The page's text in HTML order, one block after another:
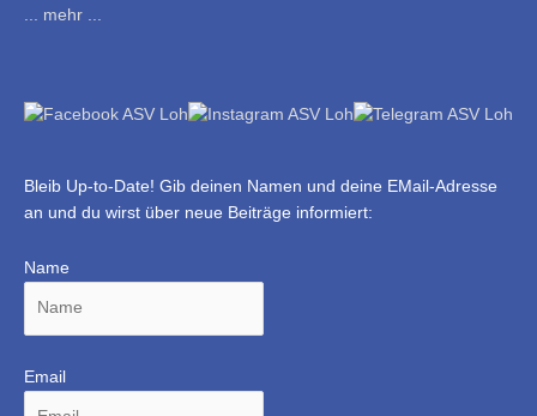
... mehr ...
Bleib Up-to-Date! Gib deinen Namen und deine EMail-Adresse
an und du wirst über neue Beiträge informiert:
Name
Email